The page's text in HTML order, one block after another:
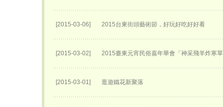
[2015-03-06] 2015台東街頭藝術節，好玩好吃好好看
[2015-03-02] 2015臺東元宵民俗嘉年華會「神采飛羊炸寒
[2015-03-01] 逛遊鐵花新聚落